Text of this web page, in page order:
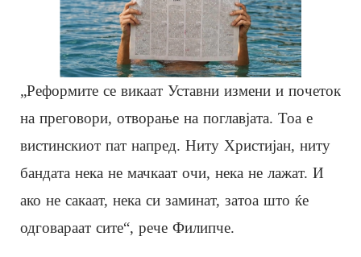
„Реформите се викаат Уставни измени и почеток
на преговори, отворање на поглавјата. Тоа е
вистинскиот пат напред. Ниту Христијан, ниту
бандата нека не мачкаат очи, нека не лажат. И
ако не сакаат, нека си заминат, затоа што ќе
одговараат сите“, рече Филипче.